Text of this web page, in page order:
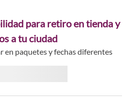
para retiro en tienda y
a tu ciudad
en paquetes y fechas diferentes